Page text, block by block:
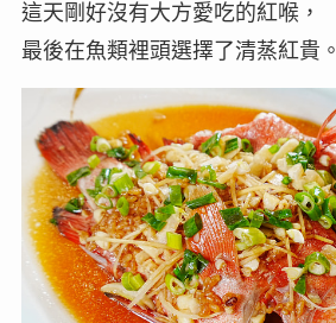
這天剛好沒有大方愛吃的紅喉，
最後在魚類裡頭選擇了清蒸紅貴。